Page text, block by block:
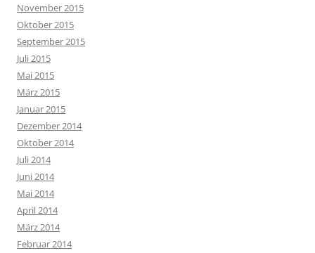
November 2015
Oktober 2015
September 2015
Juli 2015
Mai 2015
März 2015
Januar 2015
Dezember 2014
Oktober 2014
Juli 2014
Juni 2014
Mai 2014
April 2014
März 2014
Februar 2014